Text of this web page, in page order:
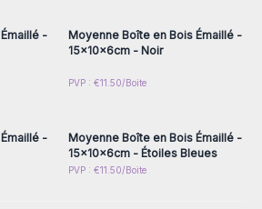
-
Moyenne Boîte en Bois Émaillé -
15x10x6cm - Noir
PVP : €11.50/Boite
-
Connectez-vous ou
Moyenne Boîte en Bois Émaillé -
15x10x6cm - Étoiles Bleues
PVP : €11.50/Boite